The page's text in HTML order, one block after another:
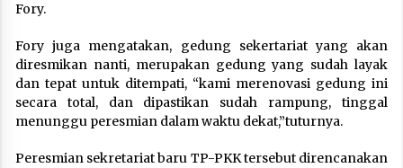
Fory.
Fory juga mengatakan, gedung sekertariat yang akan
diresmikan nanti, merupakan gedung yang sudah layak
dan tepat untuk ditempati, “kami merenovasi gedung ini
secara total, dan dipastikan sudah rampung, tinggal
menunggu peresmian dalam waktu dekat,”tuturnya.
Peresmian sekretariat baru TP-PKK tersebut direncanakan